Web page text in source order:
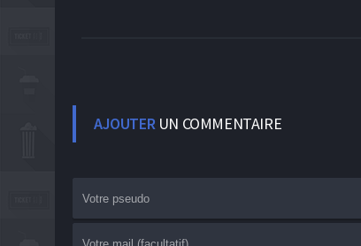
AJOUTERUN COMMENTAIRE